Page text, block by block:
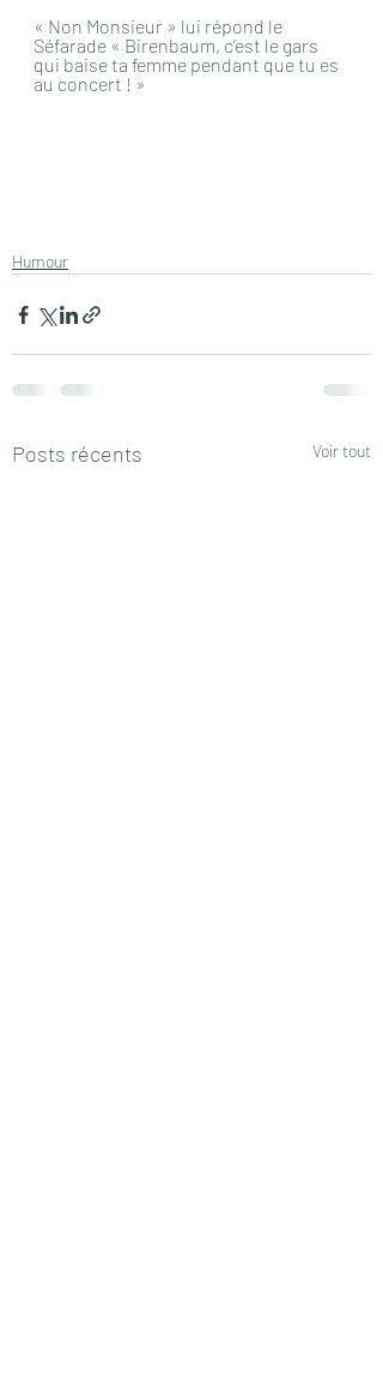
« Non Monsieur » lui répond le
Séfarade « Birenbaum, c’est le gars
qui baise ta femme pendant que tu es
au concert ! »
Humour
Posts récents Voir tout